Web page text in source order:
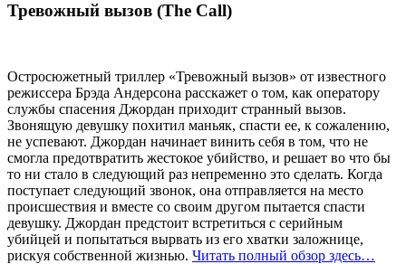
Тревожный вызов (The Call)
Остросюжетный триллер «Тревожный вызов» от известного
режиссера Брэда Андерсона расскажет о том, как оператору
службы спасения Джордан приходит странный вызов.
Звонящую девушку похитил маньяк, спасти ее, к сожалению,
не успевают. Джордан начинает винить себя в том, что не
смогла предотвратить жестокое убийство, и решает во что бы
то ни стало в следующий раз непременно это сделать. Когда
поступает следующий звонок, она отправляется на место
происшествия и вместе со своим другом пытается спасти
девушку. Джордан предстоит встретиться с серийным
убийцей и попытаться вырвать из его хватки заложнице,
рискуя собственной жизнью. Читать полный обзор здесь…